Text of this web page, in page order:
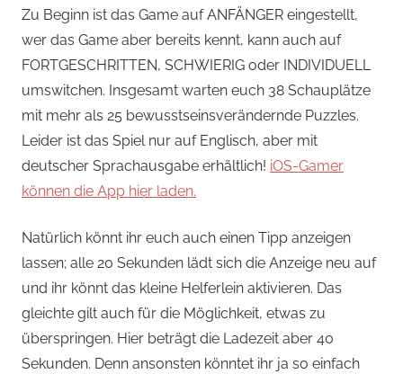
Zu Beginn ist das Game auf ANFÄNGER eingestellt,
wer das Game aber bereits kennt, kann auch auf
FORTGESCHRITTEN, SCHWIERIG oder INDIVIDUELL
umswitchen. Insgesamt warten euch 38 Schauplätze
mit mehr als 25 bewusstseinsverändernde Puzzles.
Leider ist das Spiel nur auf Englisch, aber mit
deutscher Sprachausgabe erhältlich! iOS-Gamer
können die App hier laden.
Natürlich könnt ihr euch auch einen Tipp anzeigen
lassen; alle 20 Sekunden lädt sich die Anzeige neu auf
und ihr könnt das kleine Helferlein aktivieren. Das
gleichte gilt auch für die Möglichkeit, etwas zu
überspringen. Hier beträgt die Ladezeit aber 40
Sekunden. Denn ansonsten könntet ihr ja so einfach